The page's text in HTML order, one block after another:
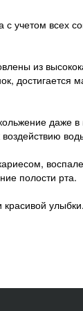
учетом всех
из
достигается
даже в
воздействию
полости рта.